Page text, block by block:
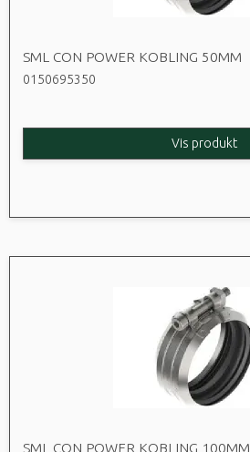
SML CON POWER KOBLING 50MM
0150695350
Vis produkt
SML CON POWER KOBLING 100MM